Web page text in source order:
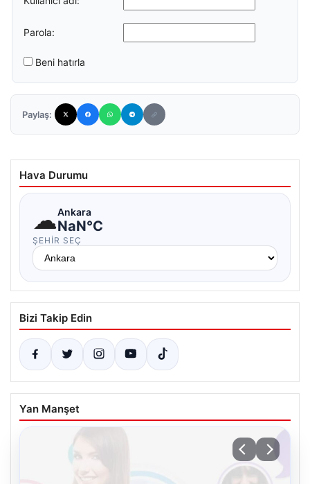
Parola:
Beni hatırla
Paylaş:
Hava Durumu
☁Ankara
NaN°C
ŞEHIR SEÇ
Bizi Takip Edin
Yan Manşet